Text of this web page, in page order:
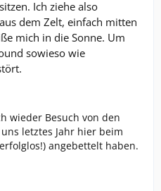
Ich ziehe also
dem Zelt, einfach mitten
mich in die Sonne. Um
sowieso wie
wieder Besuch von den
letztes Jahr hier beim
angebettelt haben.